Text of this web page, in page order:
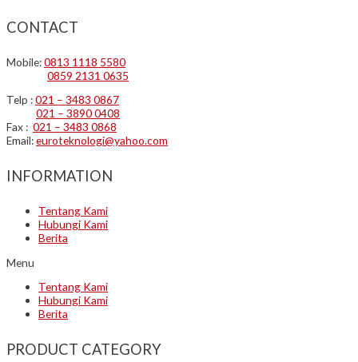
CONTACT
Mobile:0813 1118 5580
0859 2131 0635
Telp :021 – 3483 0867
021 – 3890 0408
Fax : 021 – 3483 0868
Email:euroteknologi@yahoo.com
INFORMATION
Tentang Kami
Hubungi Kami
Berita
Menu
Tentang Kami
Hubungi Kami
Berita
PRODUCT CATEGORY